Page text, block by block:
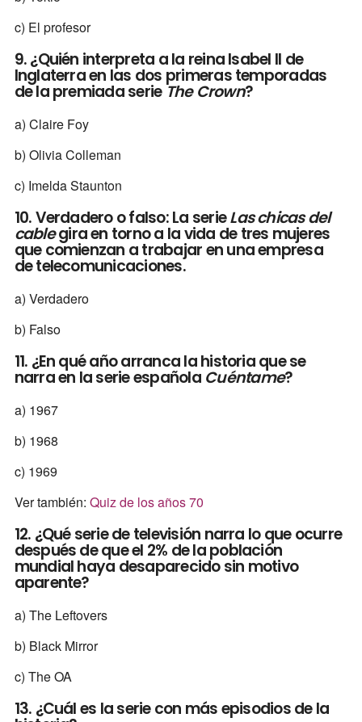
c) El profesor
9. ¿Quién interpreta a la reina Isabel II de
Inglaterra en las dos primeras temporadas
de la premiada serieThe Crown?
a) Claire Foy
b) Olivia Colleman
c) Imelda Staunton
10. Verdadero o falso: La serieLas chicas del
cablegira en torno a la vida de tres mujeres
que comienzan a trabajar en una empresa
de telecomunicaciones.
a) Verdadero
b) Falso
11. ¿En qué año arranca la historia que se
narra en la serie española Cuéntame?
a) 1967
b) 1968
c) 1969
Ver también: Quiz de los años 70
12. ¿Qué serie de televisión narra lo que ocurre
después de que el 2% de la población
mundial haya desaparecido sin motivo
aparente?
a) The Leftovers
b) Black Mirror
c) The OA
13. ¿Cuál es la serie con más episodios de la